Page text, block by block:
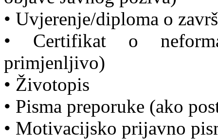
• Uvjerenje/diploma o
• Certifikat o
primjenljivo)
• Životopis
• Pisma preporuke (ako
• Motivacijsko prijavno